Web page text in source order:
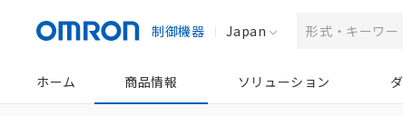
制御機器 Japan
ホーム 商品情報 ソリューション